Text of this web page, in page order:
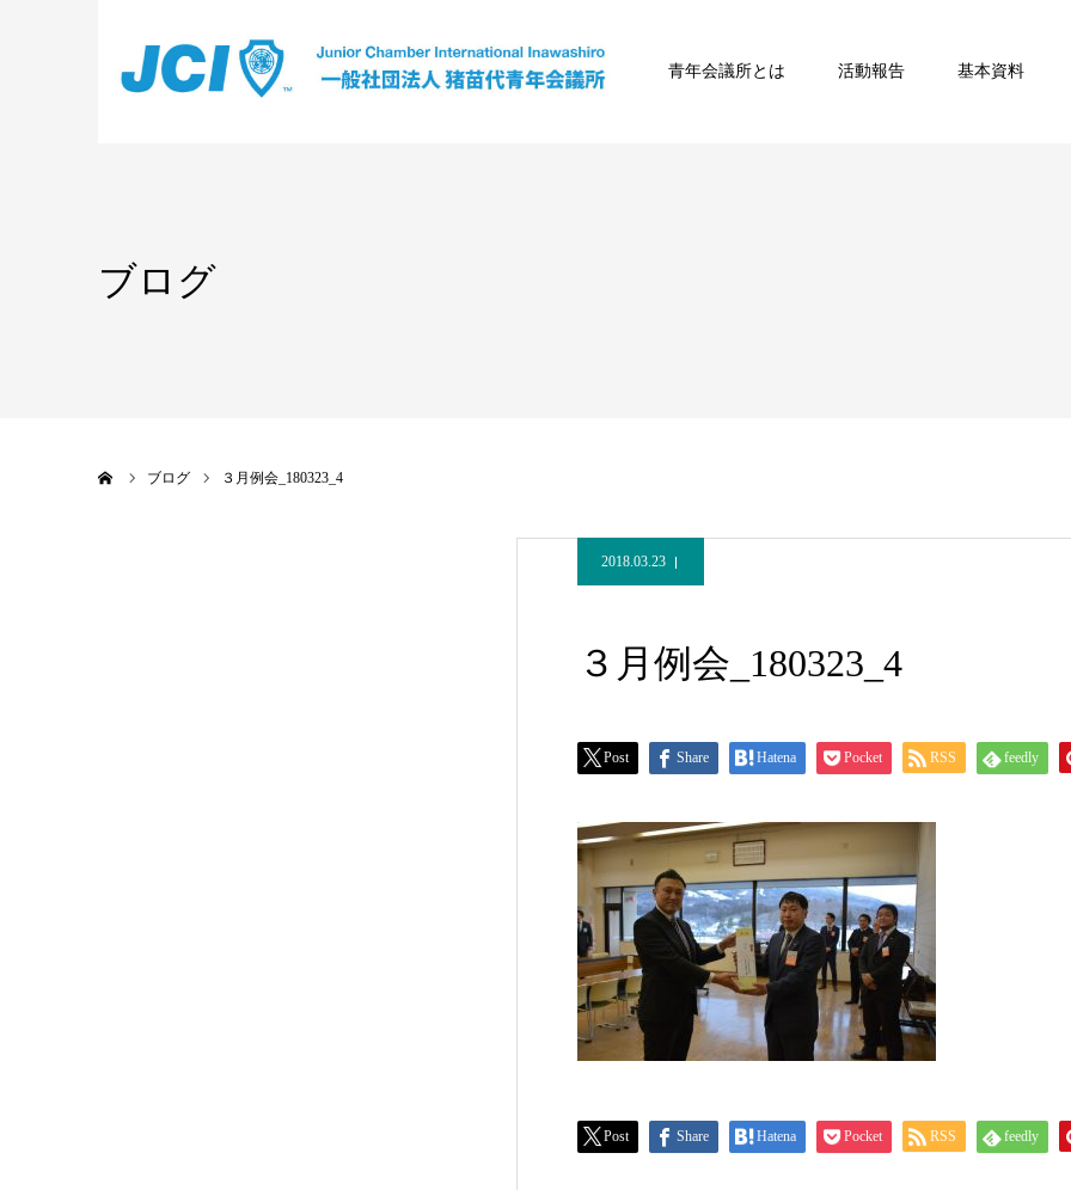
青年会議所とは 活動報告 基本資料
ブログ
ブログ ３月例会_180323_4
2018.03.23
３月例会_180323_4
Post Share Hatena Pocket RSS feedly
Post Share Hatena Pocket RSS feedly